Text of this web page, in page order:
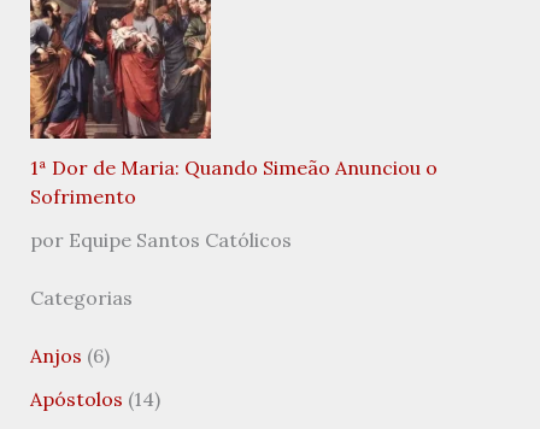
1ª Dor de Maria: Quando Simeão Anunciou o
Sofrimento
por Equipe Santos Católicos
Categorias
Anjos (6)
Apóstolos (14)